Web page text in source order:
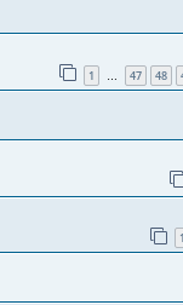
1 … 47 48
1